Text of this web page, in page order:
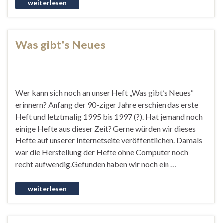
Was gibt's Neues
Wer kann sich noch an unser Heft „Was gibt’s Neues“
erinnern? Anfang der 90-ziger Jahre erschien das erste
Heft und letztmalig 1995 bis 1997 (?). Hat jemand noch
einige Hefte aus dieser Zeit? Gerne würden wir dieses
Hefte auf unserer Internetseite veröffentlichen. Damals
war die Herstellung der Hefte ohne Computer noch
recht aufwendig.Gefunden haben wir noch ein …